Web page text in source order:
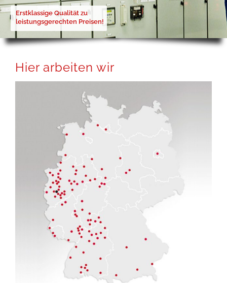
Erstklassige Qualität zu
leistungsgerechten Preisen!
Hier arbeiten wir